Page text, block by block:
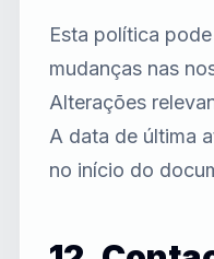
Esta política
mudanças nas
Alterações
A data de última
no início do